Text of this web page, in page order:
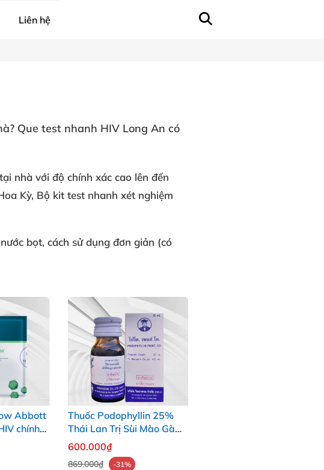
Liên hệ
Que test nhanh HIV Long An có
nhà với độ chính xác cao lên đến
Kỳ, Bộ kit test nhanh xét nghiệm
bọt, cách sử dụng đơn giản (có
Abbott
chính
Thuốc Podophyllin 25%
Thái Lan Trị Sùi Mào Gà
Tại Nhà Nhanh Hiệu Quả
600.000₫
869.000₫
-31%